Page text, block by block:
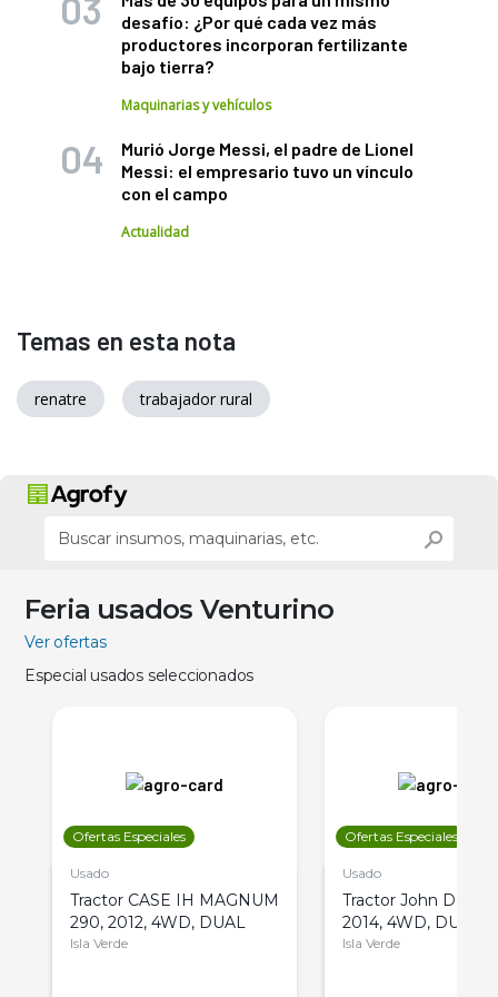
desafío: ¿Por qué cada vez más
productores incorporan fertilizante
bajo tierra?
Maquinarias y vehículos
Murió Jorge Messi, el padre de Lionel
Messi: el empresario tuvo un vínculo
con el campo
Actualidad
Temas en esta nota
renatre trabajador rural
Feria usados Venturino
Ver ofertas
Especial usados seleccionados
Ofertas Especiales
Usado
Tractor CASE IH MAGNUM
290, 2012, 4WD, DUAL
Isla Verde
Ofertas Especiales
Usado
Tractor John Deere
2014, 4WD, DUAL
Isla Verde